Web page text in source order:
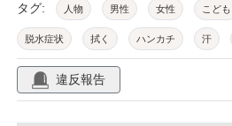
タグ: 人物 男性 女性 こども
脱水症状 拭く ハンカチ 汗
痛い 体調不良
注意 危険 水彩 グラデーション
違反報告